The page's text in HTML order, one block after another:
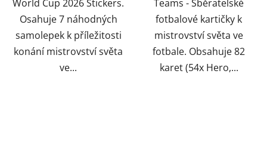
World Cup 2026 Stickers.
Osahuje 7 náhodných
samolepek k příležitosti
konání mistrovství světa
ve...
Teams - Sběratelské
fotbalové kartičky k
mistrovství světa ve
fotbale. Obsahuje 82
karet (54x Hero,...